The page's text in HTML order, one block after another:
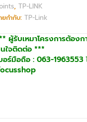
, TP-LINK
ยกำกับ: TP-Link
ผู้รับเหมาโครงการต้องก
ใจติดต่อ ***
อร์มือถือ : 063-1963553